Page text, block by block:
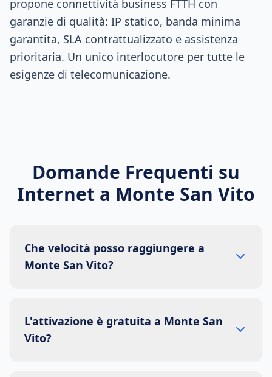
propone connettività business FTTH con
garanzie di qualità: IP statico, banda minima
garantita, SLA contrattualizzato e assistenza
prioritaria. Un unico interlocutore per tutte le
esigenze di telecomunicazione.
Domande Frequenti su
Internet a Monte San Vito
Che velocità posso raggiungere a
Monte San Vito?
L'attivazione è gratuita a Monte San
Vito?